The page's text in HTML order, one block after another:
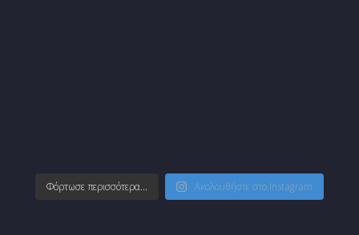
Φόρτωσε περισσότερα... Ακολουθήστε στο Instagram